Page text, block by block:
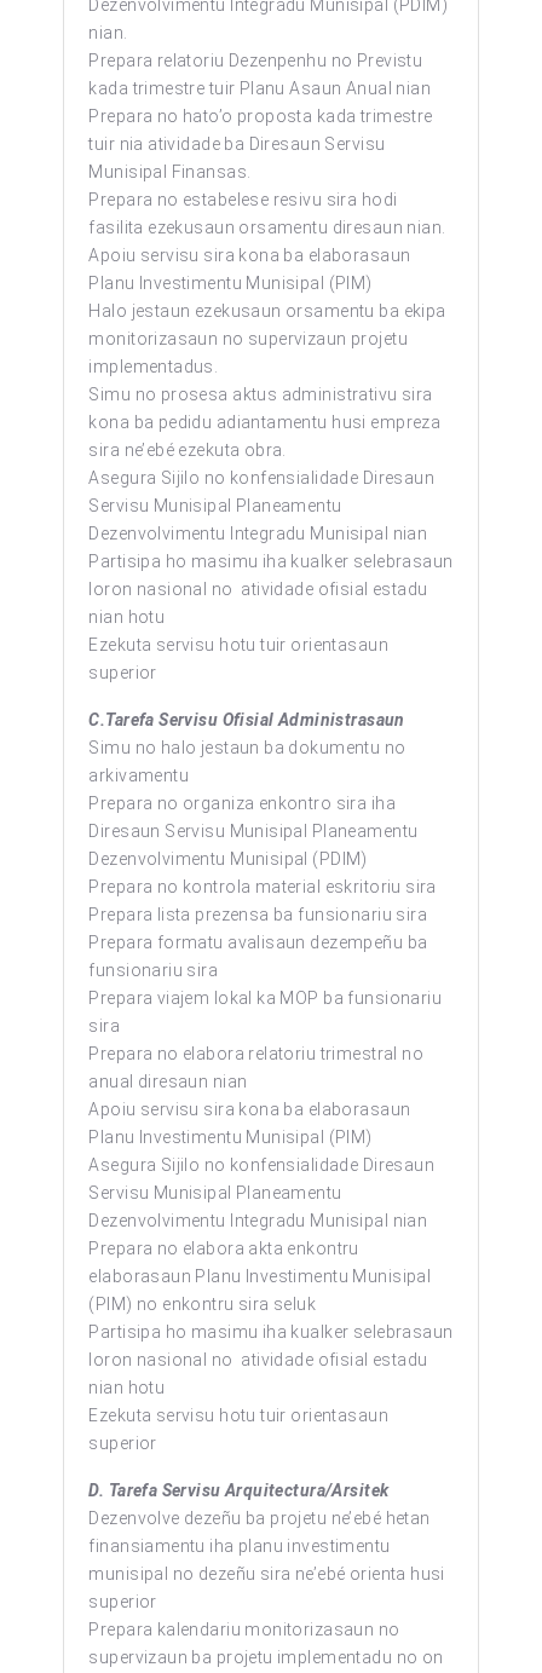
Dezenvolvimentu Integradu Munisipal (PDIM)
nian.
Prepara relatoriu Dezenpenhu no Previstu
kada trimestre tuir Planu Asaun Anual nian
Prepara no hato’o proposta kada trimestre
tuir nia atividade ba Diresaun Servisu
Munisipal Finansas.
Prepara no estabelese resivu sira hodi
fasilita ezekusaun orsamentu diresaun nian.
Apoiu servisu sira kona ba elaborasaun
Planu Investimentu Munisipal (PIM)
Halo jestaun ezekusaun orsamentu ba ekipa
monitorizasaun no supervizaun projetu
implementadus.
Simu no prosesa aktus administrativu sira
kona ba pedidu adiantamentu husi empreza
sira ne’ebé ezekuta obra.
Asegura Sijilo no konfensialidade Diresaun
Servisu Munisipal Planeamentu
Dezenvolvimentu Integradu Munisipal nian
Partisipa ho masimu iha kualker selebrasaun
loron nasional no atividade ofisial estadu
nian hotu
Ezekuta servisu hotu tuir orientasaun
superior
C.Tarefa Servisu Ofisial Administrasaun
Simu no halo jestaun ba dokumentu no
arkivamentu
Prepara no organiza enkontro sira iha
Diresaun Servisu Munisipal Planeamentu
Dezenvolvimentu Munisipal (PDIM)
Prepara no kontrola material eskritoriu sira
Prepara lista prezensa ba funsionariu sira
Prepara formatu avalisaun dezempeñu ba
funsionariu sira
Prepara viajem lokal ka MOP ba funsionariu
sira
Prepara no elabora relatoriu trimestral no
anual diresaun nian
Apoiu servisu sira kona ba elaborasaun
Planu Investimentu Munisipal (PIM)
Asegura Sijilo no konfensialidade Diresaun
Servisu Munisipal Planeamentu
Dezenvolvimentu Integradu Munisipal nian
Prepara no elabora akta enkontru
elaborasaun Planu Investimentu Munisipal
(PIM) no enkontru sira seluk
Partisipa ho masimu iha kualker selebrasaun
loron nasional no atividade ofisial estadu
nian hotu
Ezekuta servisu hotu tuir orientasaun
superior
D. Tarefa Servisu Arquitectura/Arsitek
Dezenvolve dezeñu ba projetu ne’ebé hetan
finansiamentu iha planu investimentu
munisipal no dezeñu sira ne’ebé orienta husi
superior
Prepara kalendariu monitorizasaun no
supervizaun ba projetu implementadu no on